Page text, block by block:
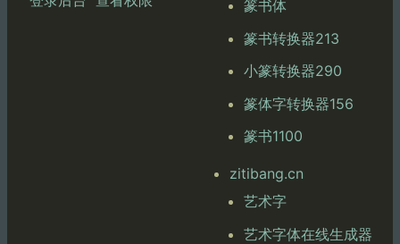
篆书体
篆书转换器213
小篆转换器290
篆体字转换器156
篆书1100
zitibang.cn
艺术字
艺术字体在线生成器